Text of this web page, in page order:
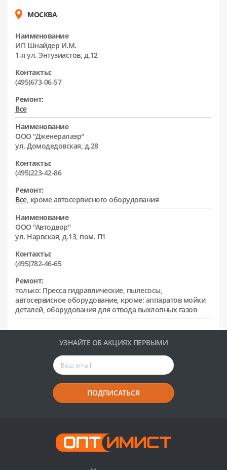
МОСКВА
Наименование
ИП Шнайдер И.М.
1-я ул. Энтузиастов, д.12
Контакты:
(495)673-06-57
Ремонт:
Все
Наименование
ООО "Дженералаэр"
ул. Домодедовская, д.28
Контакты:
(495)223-42-86
Ремонт:
Все, кроме автосервисного оборудования
Наименование
ООО "Автодвор"
ул. Нарвская, д.13, пом. П1
Контакты:
(495)782-46-65
Ремонт:
только: Пресса гидравлические, пылесосы,
автосервисное оборудование, кроме: аппаратов мойки
деталей, оборудования для отвода выхлопных газов
УЗНАЙТЕ ОБ АКЦИЯХ ПЕРВЫМИ
ПОДПИСАТЬСЯ